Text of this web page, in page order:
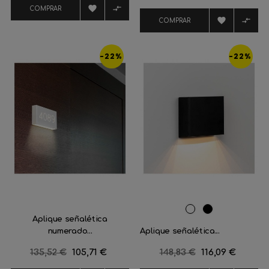
COMPRAR  
COMPRAR  
-22%
Aplique señalética
numerado...
Precio
135,52 € Precio
105,71 €
-22%
RAL
Negro
Aplique señalética...
Precio
148,83 € Precio
116,09 €